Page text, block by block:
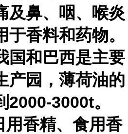
及鼻、咽、喉炎
香料和药物。
国和巴西是主要
产园，薄荷油的
3000t。
香精、 食用香